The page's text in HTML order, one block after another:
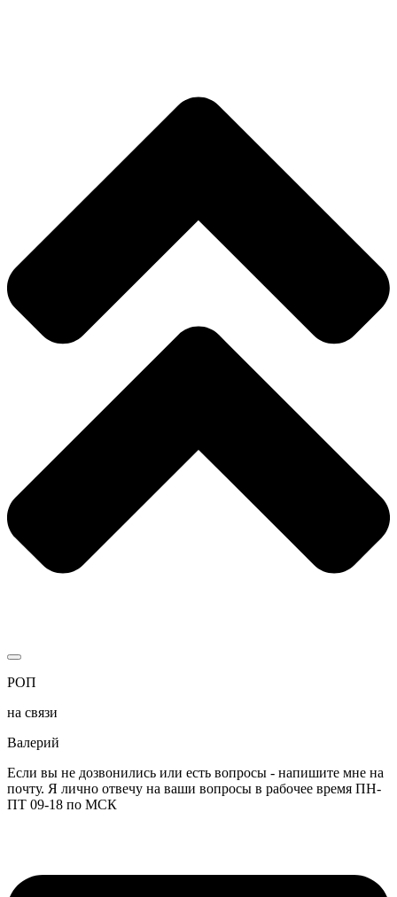
РОП
на связи
Валерий
Если вы не дозвонились или есть вопросы - напишите мне на
почту. Я лично отвечу на ваши вопросы в рабочее время ПН-
ПТ 09-18 по МСК